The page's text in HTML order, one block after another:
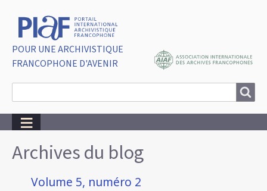
POUR UNE ARCHIVISTIQUE
FRANCOPHONE D'AVENIR
Breadcrumbs
Archives du blog
Volume 5, numéro 2